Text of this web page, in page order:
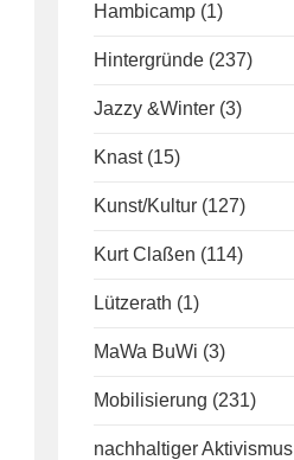
Hambicamp (1)
Hintergründe (237)
Jazzy &Winter (3)
Knast (15)
Kunst/Kultur (127)
Kurt Claßen (114)
Lützerath (1)
MaWa BuWi (3)
Mobilisierung (231)
nachhaltiger Aktivismus